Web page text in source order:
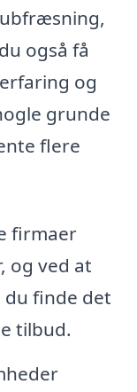
også få
og
grunde
flere
firmaer
og ved at
finde det
tilbud.